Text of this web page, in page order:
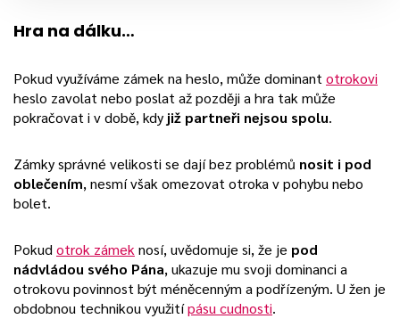
Hra na dálku…
Pokud využíváme zámek na heslo, může dominant otrokovi
heslo zavolat nebo poslat až později a hra tak může
pokračovat i v době, kdy již partneři nejsou spolu.
Zámky správné velikosti se dají bez problémů nosit i pod
oblečením, nesmí však omezovat otroka v pohybu nebo
bolet.
Pokud otrok zámek nosí, uvědomuje si, že je pod
nádvládou svého Pána, ukazuje mu svoji dominanci a
otrokovu povinnost být méněcenným a podřízeným. U žen je
obdobnou technikou využitípásu cudnosti.